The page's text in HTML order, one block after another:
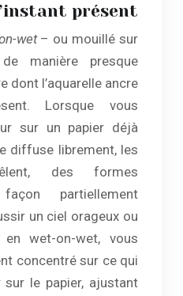
présent
wet– ou mouillé sur
manière presque
dont l’aquarelle ancre
Lorsque vous
sur un papier déjà
diffuse librement, les
des formes
partiellement
un ciel orageux ou
wet-on-wet, vous
concentré sur ce qui
sur le papier, ajustant